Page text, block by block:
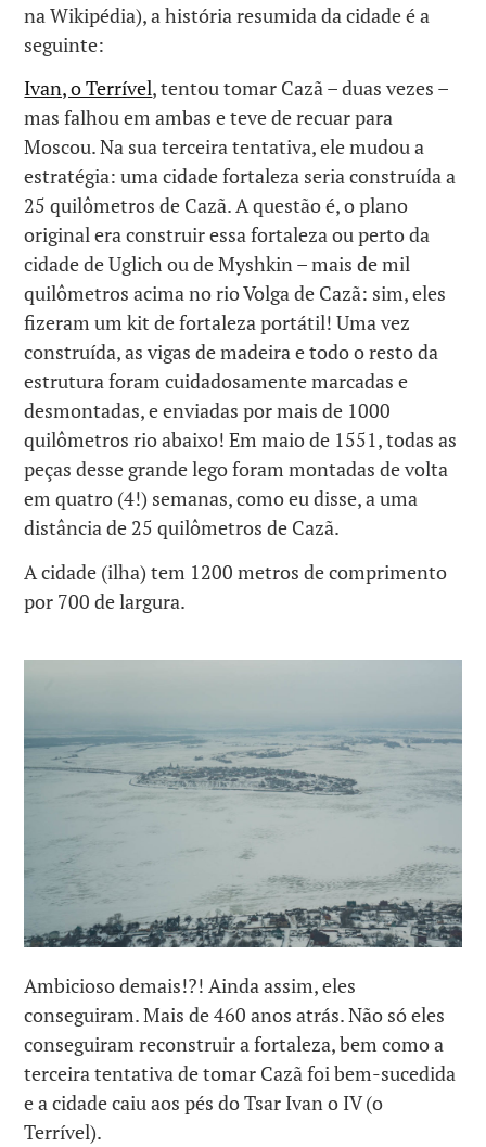
na Wikipédia), a história resumida da cidade é a
seguinte:
Ivan, o Terrível, tentou tomar Cazã – duas vezes –
mas falhou em ambas e teve de recuar para
Moscou. Na sua terceira tentativa, ele mudou a
estratégia: uma cidade fortaleza seria construída a
25 quilômetros de Cazã. A questão é, o plano
original era construir essa fortaleza ou perto da
cidade de Uglich ou de Myshkin – mais de mil
quilômetros acima no rio Volga de Cazã: sim, eles
fizeram um kit de fortaleza portátil! Uma vez
construída, as vigas de madeira e todo o resto da
estrutura foram cuidadosamente marcadas e
desmontadas, e enviadas por mais de 1000
quilômetros rio abaixo! Em maio de 1551, todas as
peças desse grande lego foram montadas de volta
em quatro (4!) semanas, como eu disse, a uma
distância de 25 quilômetros de Cazã.
A cidade (ilha) tem 1200 metros de comprimento
por 700 de largura.
Ambicioso demais!?! Ainda assim, eles
conseguiram. Mais de 460 anos atrás. Não só eles
conseguiram reconstruir a fortaleza, bem como a
terceira tentativa de tomar Cazã foi bem-sucedida
e a cidade caiu aos pés do Tsar Ivan o IV (o
Terrível).